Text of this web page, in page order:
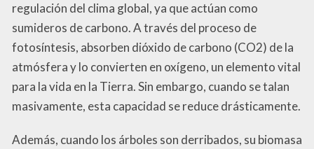
regulación del clima global, ya que actúan como
sumideros de carbono. A través del proceso de
fotosíntesis, absorben dióxido de carbono (CO2) de la
atmósfera y lo convierten en oxígeno, un elemento vital
para la vida en la Tierra. Sin embargo, cuando se talan
masivamente, esta capacidad se reduce drásticamente.
Además, cuando los árboles son derribados, su biomasa